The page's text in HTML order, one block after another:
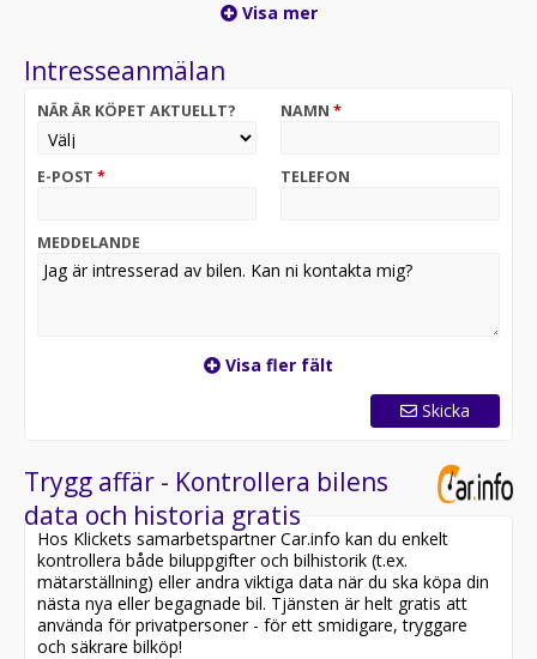
läder/mikrofiber MICR, Förardisplay 31,2 cm (12,3"),
multimediesystem, Automatisk klimatanläggning
PERFORMANCE LED-strålkastare, Mörktonade rutor,
Medieskärm 30,2 cm (11,9"), Uppvärmbar
baklucka med elektrisk öppning, Panelbelysning md
Line Interiör, AMG Line exteriör, Parkeringspaket med
backkamera, Spegelpaket, Säteskomfortpaket, MBUX
Navigationspaket, Version Advanced, Elinställbart
DYNAMIC SELECT, Takrails i elektropolerat
aluminiumium, Mittkonsol i blankt svart, USB-paket,
Markbelysning med projicering av Mercedes,
Smartphone integration, Apple™ CarPlay, Interiörpanel
Förvaringspaket, Mercedes-Benz nödanropsystem (E-
Call), Live Traffic Info, Utökat läder på paneler, 1,a reg
dag 2025-04-30, Leasingbar bil, Moms bil, Inkommande
bil, Ring eller maila för mer info
Visa mer
Intresseanmälan
NÄR ÄR KÖPET AKTUELLT? NAMN *
E-POST * TELEFON
MEDDELANDE
Visa fler fält
Skicka
Trygg affär - Kontrollera bilens
data och historia gratis
Hos Klickets samarbetspartner Car.info kan du enkelt
kontrollera både biluppgifter och bilhistorik (t.ex.
mätarställning) eller andra viktiga data när du ska köpa din
nästa nya eller begagnade bil. Tjänsten är helt gratis att
använda för privatpersoner - för ett smidigare, tryggare
och säkrare bilköp!